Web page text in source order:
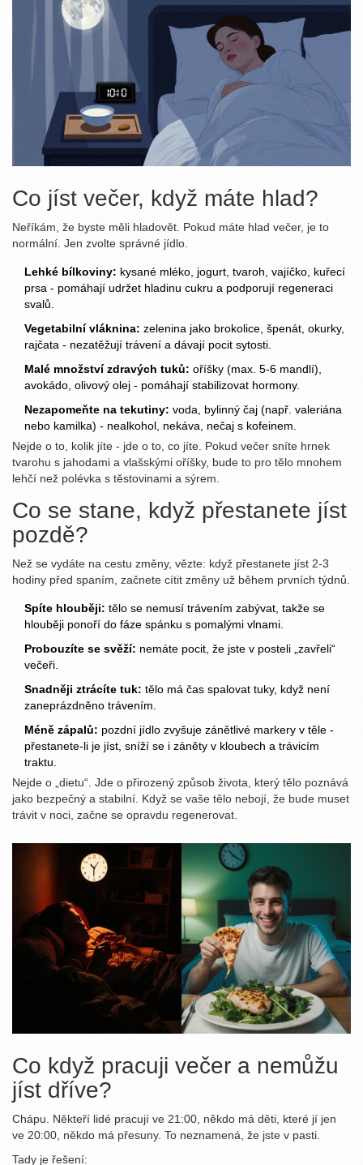
Co jíst večer, když máte hlad?
Neříkám, že byste měli hladovět. Pokud máte hlad večer, je to
normální. Jen zvolte správné jídlo.
Lehké bílkoviny: kysané mléko, jogurt, tvaroh, vajíčko, kuřecí
prsa - pomáhají udržet hladinu cukru a podporují regeneraci
svalů.
Vegetabilní vláknina: zelenina jako brokolice, špenát, okurky,
rajčata - nezatěžují trávení a dávají pocit sytosti.
Malé množství zdravých tuků: oříšky (max. 5-6 mandlí),
avokádo, olivový olej - pomáhají stabilizovat hormony.
Nezapomeňte na tekutiny: voda, bylinný čaj (např. valeriána
nebo kamilka) - nealkohol, nekáva, nečaj s kofeinem.
Nejde o to, kolik jíte - jde o to, co jíte. Pokud večer sníte hrnek
tvarohu s jahodami a vlašskými oříšky, bude to pro tělo mnohem
lehčí než polévka s těstovinami a sýrem.
Co se stane, když přestanete jíst
pozdě?
Než se vydáte na cestu změny, vězte: když přestanete jíst 2-3
hodiny před spaním, začnete cítit změny už během prvních týdnů.
Spíte hlouběji: tělo se nemusí trávením zabývat, takže se
hlouběji ponoří do fáze spánku s pomalými vlnami.
Probouzíte se svěží: nemáte pocit, že jste v posteli „zavřeli“
večeři.
Snadněji ztrácíte tuk: tělo má čas spalovat tuky, když není
zaneprázdněno trávením.
Méně zápalů: pozdní jídlo zvyšuje zánětlivé markery v těle -
přestanete-li je jíst, sníží se i záněty v kloubech a trávicím
traktu.
Nejde o „dietu“. Jde o přirozený způsob života, který tělo poznává
jako bezpečný a stabilní. Když se vaše tělo nebojí, že bude muset
trávit v noci, začne se opravdu regenerovat.
Co když pracuji večer a nemůžu
jíst dříve?
Chápu. Někteří lidé pracují ve 21:00, někdo má děti, které jí jen
ve 20:00, někdo má přesuny. To neznamená, že jste v pasti.
Tady je řešení: